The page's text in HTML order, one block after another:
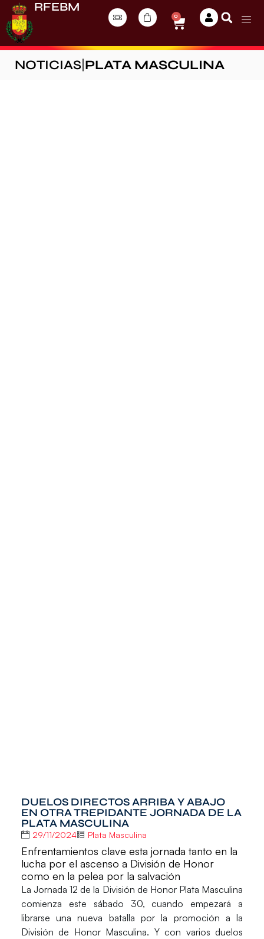
RFEBM
0
NOTICIAS PLATA MASCULINA
DUELOS DIRECTOS ARRIBA Y ABAJO
EN OTRA TREPIDANTE JORNADA DE LA
PLATA MASCULINA
29/11/2024 Plata Masculina
Enfrentamientos clave esta jornada tanto en la
lucha por el ascenso a División de Honor
como en la pelea por la salvación
La Jornada 12 de la División de Honor Plata Masculina
comienza este sábado 30, cuando empezará a
librarse una nueva batalla por la promoción a la
División de Honor Masculina. Y con varios duelos